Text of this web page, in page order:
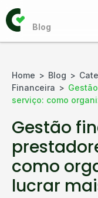
Home Blog
Financeira
serviço: como
Gestão
como
lucrar